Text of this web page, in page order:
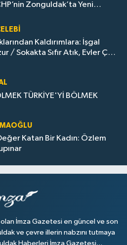
Zonguldak’ta Yeni
Kaldırımlara: İşgal
/ Sokakta Sıfır Atık, Evler Çöp
TÜRKİYE'Yİ BÖLMEK
Katan Bir Kadın: Özlem
İmza Gazetesi en güncel ve son
ve çevre illerin nabzını tutmaya
Haberleri İmza Gazetesi...